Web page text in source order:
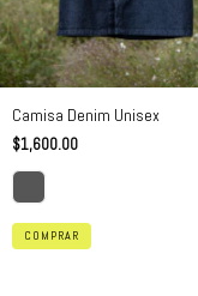
Camisa Denim Unisex
$1,600.00
COMPRAR